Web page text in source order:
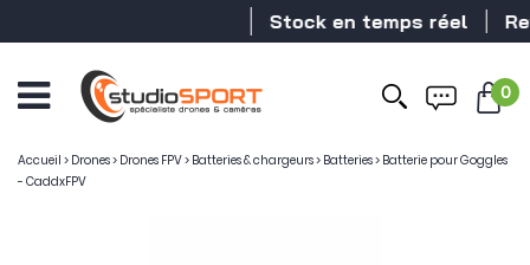
Stock en temps réel
menu
0
Accueil > Drones> Drones FPV> Batteries & chargeurs> Batteries> Batterie pour Goggles
- CaddxFPV